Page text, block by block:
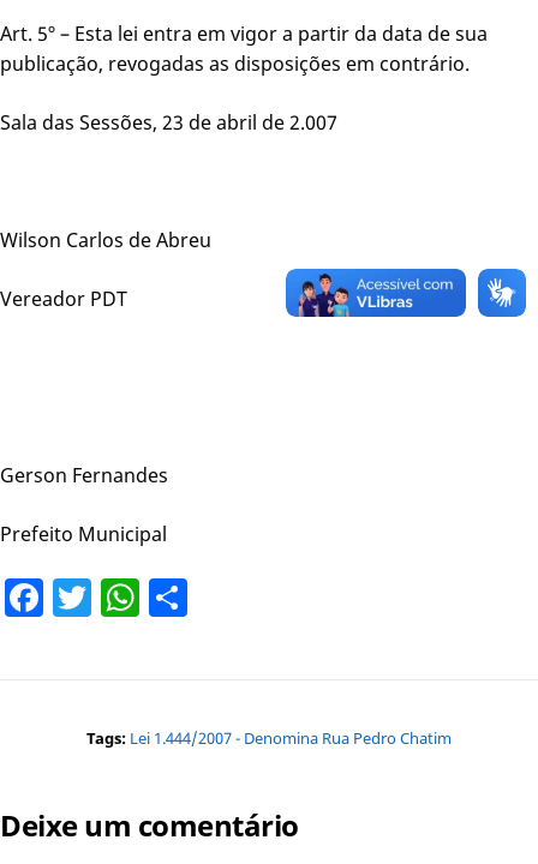
Art. 5º – Esta lei entra em vigor a partir da data de sua
publicação, revogadas as disposições em contrário.
Sala das Sessões, 23 de abril de 2.007
Wilson Carlos de Abreu
Vereador PDT
Gerson Fernandes
Prefeito Municipal
Facebook
TwitterWhatsApp
Tags: Lei 1.444/2007 - Denomina Rua Pedro Chatim
Deixe um comentário